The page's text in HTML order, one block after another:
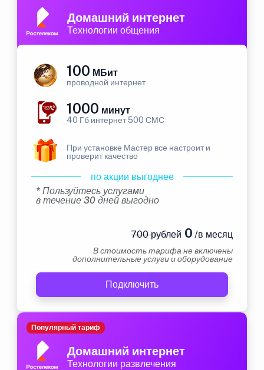
Домашний интернет
Технологии общения
100 МБит
проводной интернет
1000 минут
40 Гб интернет 500 СМС
При установке Мастер все настроит и
проверит качество
по акции выгоднее
* Пользуйтесь услугами
в течение 30 дней выгодно
700 рублей0 /в месяц
В стоимость тарифа не включены
дополнительные услуги и оборудование
Подключить
Домашний интернет
Технологии развлечения
Популярный тариф